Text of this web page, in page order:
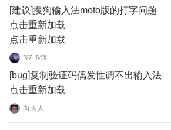
[建议]搜狗输入法moto版的打字问题
点击重新加载
点击重新加载
NZ_MX
[bug]复制验证码偶发性调不出输入法
点击重新加载
向大人